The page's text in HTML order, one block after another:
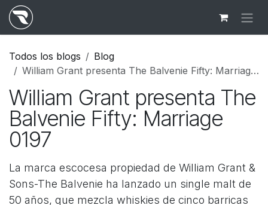
Ir al contenido
Todos los blogs
Blog
William Grant presenta The Balvenie Fifty: Marriage 0197
William Grant presenta The
Balvenie Fifty: Marriage
0197
La marca escocesa propiedad de William Grant &
Sons-The Balvenie ha lanzado un single malt de
50 años, que mezcla whiskies de cinco barricas